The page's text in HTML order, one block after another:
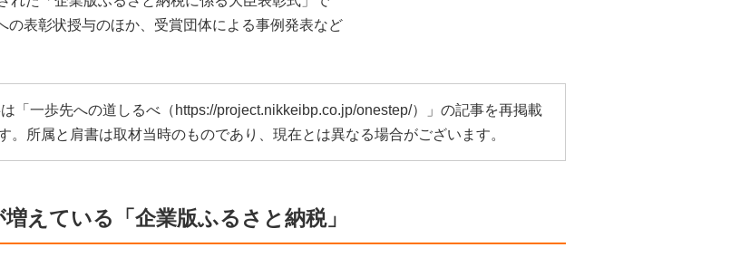
の表彰状授与のほか、受賞団体による事例発表など
は「一歩先への道しるべ（ https://project.nikkeibp.co.jp/onestep/）」の記事を再掲載
。所属と肩書は取材当時のものであり、現在とは異なる場合がございます。
えている「企業版ふるさと納税」